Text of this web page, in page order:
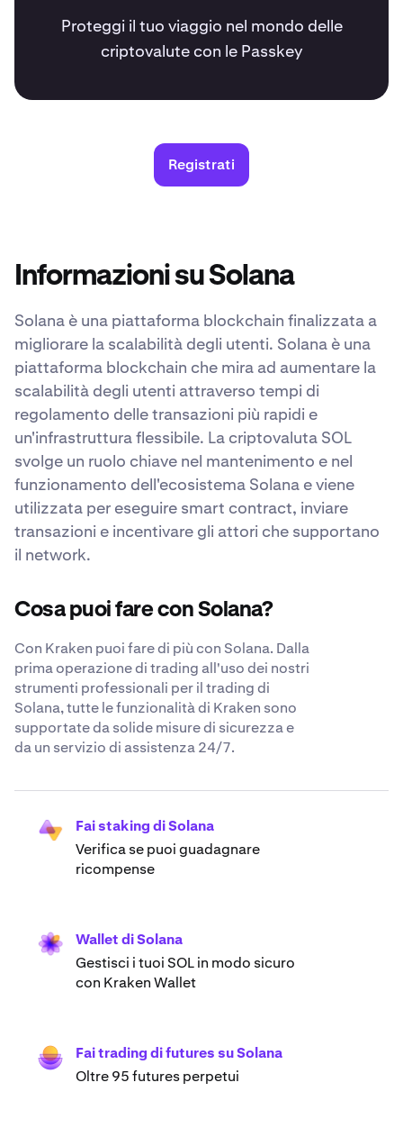
Proteggi il tuo viaggio nel mondo delle
criptovalute con le Passkey
Registrati
Informazioni su Solana
Solana è una piattaforma blockchain finalizzata a
migliorare la scalabilità degli utenti. Solana è una
piattaforma blockchain che mira ad aumentare la
scalabilità degli utenti attraverso tempi di
regolamento delle transazioni più rapidi e
un'infrastruttura flessibile. La criptovaluta SOL
svolge un ruolo chiave nel mantenimento e nel
funzionamento dell'ecosistema Solana e viene
utilizzata per eseguire smart contract, inviare
transazioni e incentivare gli attori che supportano
il network.
Cosa puoi fare con Solana?
Con Kraken puoi fare di più con Solana. Dalla
prima operazione di trading all'uso dei nostri
strumenti professionali per il trading di
Solana, tutte le funzionalità di Kraken sono
supportate da solide misure di sicurezza e
da un servizio di assistenza 24/7.
Fai staking di Solana
Verifica se puoi guadagnare
ricompense
Wallet di Solana
Gestisci i tuoi SOL in modo sicuro
con Kraken Wallet
Fai trading di futures su Solana
Oltre 95 futures perpetui